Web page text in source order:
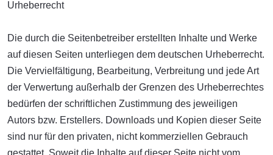
Urheberrecht
Die durch die Seitenbetreiber erstellten Inhalte und Werke
auf diesen Seiten unterliegen dem deutschen Urheberrecht.
Die Vervielfältigung, Bearbeitung, Verbreitung und jede Art
der Verwertung außerhalb der Grenzen des Urheberrechtes
bedürfen der schriftlichen Zustimmung des jeweiligen
Autors bzw. Erstellers. Downloads und Kopien dieser Seite
sind nur für den privaten, nicht kommerziellen Gebrauch
gestattet. Soweit die Inhalte auf dieser Seite nicht vom